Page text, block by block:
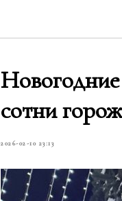
Новогодние
сотни
2026-02-10 23:13